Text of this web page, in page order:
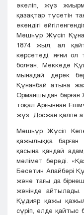
әкеліп, жүз
қазақтар түсетін
екендігі
Мәшһүр Жүсіп
1874 жыл, ал
көрсетеді, яғни
болған. Меккеде
мынадай дерек
Құнанбай атына
Орманшыдан барған
тоқал Арғыннан
жүз Досжан қалпе
Мәшһүр Жүсіп
қажылыққа барған
қасына қандай
мәлімет береді.
Бәсетин Апайбөрі
және тағы да
жөнінде айтылады.
Құдияр қажы
сүріп, елде қайтыс